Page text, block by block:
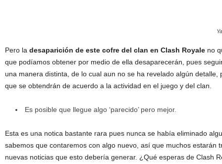
Pero la desaparición de este cofre del clan en Clash Royale no
que podíamos obtener por medio de ella desaparecerán, pues
una manera distinta, de lo cual aun no se ha revelado algún
que se obtendrán de acuerdo a la actividad en el juego y del clan.
Es posible que llegue algo ‘parecido’ pero mejor.
Esta es una notica bastante rara pues nunca se había eliminado
sabemos que contaremos con algo nuevo, así que muchos estarán
nuevas noticias que esto debería generar. ¿Qué esperas de Clash